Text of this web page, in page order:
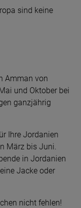
sind keine
Amman von
und Oktober bei
ganzjährig
Ihre Jordanien
März bis Juni.
in Jordanien
Jacke oder
nicht fehlen!